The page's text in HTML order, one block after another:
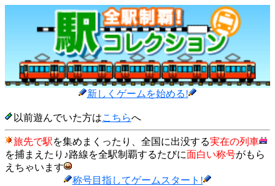
新しくゲームを始める!
以前遊んでいた方はこちらへ
旅先で駅を集めまくったり、全国に出没する実在の列車
を捕まえたり♪路線を全駅制覇するたびに面白い称号がもら
えちゃいます
称号目指してゲームスタート!